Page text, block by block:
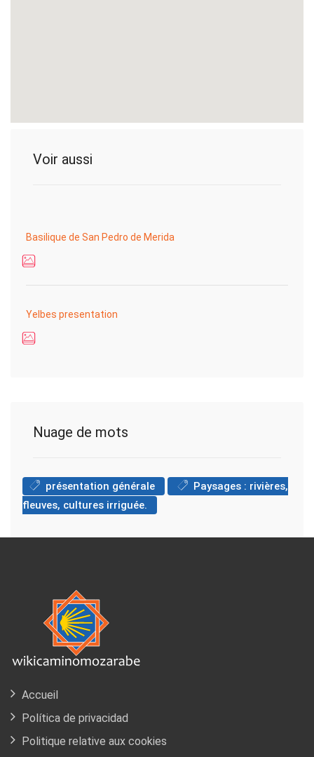
Voir aussi
Basilique de San Pedro de Merida
Yelbes presentation
Nuage de mots
présentation générale
Paysages : rivières,
fleuves, cultures irriguée.
Accueil
Política de privacidad
Politique relative aux cookies